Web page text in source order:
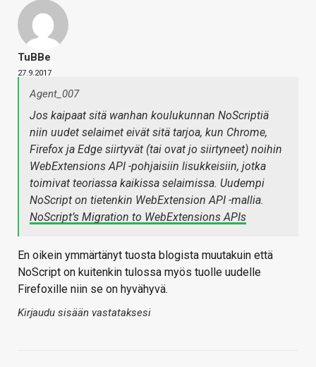
TuBBe
27.9.2017
Agent_007
Jos kaipaat sitä wanhan koulukunnan NoScriptiä
niin uudet selaimet eivät sitä tarjoa, kun Chrome,
Firefox ja Edge siirtyvät (tai ovat jo siirtyneet) noihin
WebExtensions API -pohjaisiin lisukkeisiin, jotka
toimivat teoriassa kaikissa selaimissa. Uudempi
NoScript on tietenkin WebExtension API -mallia.
NoScript’s Migration to WebExtensions APIs
En oikein ymmärtänyt tuosta blogista muutakuin että
NoScript on kuitenkin tulossa myös tuolle uudelle
Firefoxille niin se on hyvähyvä.
Kirjaudu sisään vastataksesi